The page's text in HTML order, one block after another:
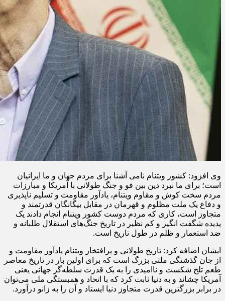
وی افزود: کشور ویتنام نامی آشنا برای مردم جهان و ما ایرانیان
است؛ برای ما نبرد دین بین فو و جنگ طولانی با آمریکا و مبارزات
مردم سخت کوش و مقاوم ویتنام، یادآور مقاومت و تسلیم ناپذیری
و دفاع یک ملت مظلوم و قهرمان در مقابل بیگانگان قدرتمند و
متجاوز است، کاری که مردم دوست کشور ویتنام انجام دادند یک
پدیده شگفت انگیز و کم نظیر در تاریخ جنگ‌های استقلال طلبانه و
ضد استعمار و ظلم در طول تاریخ است.
ایشان اضافه کرد: تاریخ طولانی و پرافتخار ویتنام یادآور مقاومت و
از جان گذشتگی ملتی بزرگ است که برای اولین بار در تاریخ معاصر
طعم تلخ شکست و ناامیدی را به یک قدرت سلطه‌گر جهانی یعنی
آمریکا چشاند و به دنیا ثابت کرد که با اتحاد و همبستگی ملی می‌توان
در برابر بزرگترین قدرت متجاوز دنیا ایستاد و آن را به زانو درآورد.